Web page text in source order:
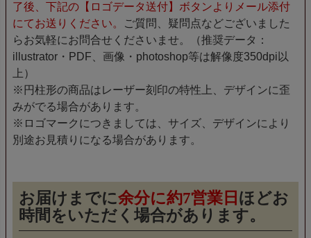
了後、下記の【ロゴデータ送付】ボタンよりメール添付
にてお送りください。
ご質問、疑問点などございました
らお気軽にお問合せくださいませ。（推奨データ：
illustrator・PDF、画像・photoshop等は解像度350dpi以
上）
※円柱形の商品はレーザー刻印の特性上、デザインに歪
みがでる場合があります。
※ロゴマークにつきましては、サイズ、デザインにより
別途お見積りになる場合があります。
お届けまでに余分に約7営業日 ほどお
時間をいただく場合があります。